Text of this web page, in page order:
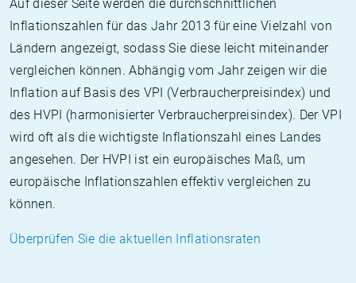
Auf dieser Seite werden die durchschnittlichen
Inflationszahlen für das Jahr 2013 für eine Vielzahl von
Ländern angezeigt, sodass Sie diese leicht miteinander
vergleichen können. Abhängig vom Jahr zeigen wir die
Inflation auf Basis des VPI (Verbraucherpreisindex) und
des HVPI (harmonisierter Verbraucherpreisindex). Der VPI
wird oft als die wichtigste Inflationszahl eines Landes
angesehen. Der HVPI ist ein europäisches Maß, um
europäische Inflationszahlen effektiv vergleichen zu
können.
Überprüfen Sie die aktuellen Inflationsraten